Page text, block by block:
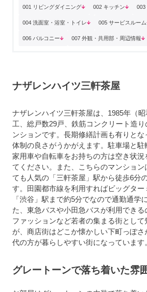
001 リビングダイニング 002 キッチン 003
004 洗面室・浴室・トイレ 005 サービスルーム
006 バルコニー 007 外観・共用部・周辺情報
ナザレンハイツ三軒茶屋
ナザレンハイツ三軒茶屋は、1985年（
工、総戸数29戸、鉄筋コンクリート造
ンションです。長期修繕計画も有りと
体制の良さがうかがえます。駐車場と駐
家用車や自転車をお持ちの方は空き状況
てください。また、こちらのマンション
ても人気の「三軒茶屋」駅から徒歩6分
す。田園都市線を利用すればビッグター
「渋谷」駅まで約5分でなので通勤通学
た、東急バスや小田急バスが利用でき
ファッションなど若者の集まる街として
が、商店街はどこか懐かしい下町っぽ
代の方が暮らしやすい街になっています
グレートーンで落ち着いた雰